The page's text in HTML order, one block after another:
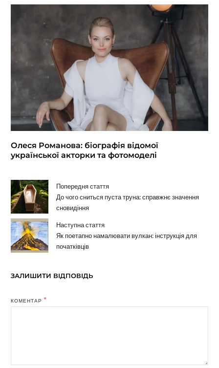
Олеся Романова: біографія відомої
української акторки та фотомоделі
Попередня стаття
До чого сниться пуста труна: справжнє значення
сновидіння
Наступна стаття
Як поетапно намалювати вулкан: інструкція для
початківців
ЗАЛИШИТИ ВІДПОВІДЬ
КОМЕНТАР *